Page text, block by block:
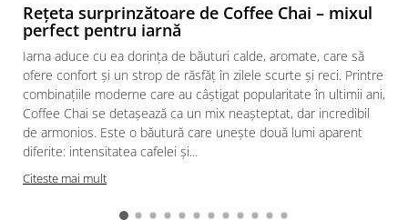
Rețeta surprinzătoare de Coffee Chai – mixul
perfect pentru iarnă
Iarna aduce cu ea dorința de băuturi calde, aromate, care să
ofere confort și un strop de răsfăț în zilele scurte și reci. Printre
combinațiile moderne care au câștigat popularitate în ultimii ani,
Coffee Chai se detașează ca un mix neașteptat, dar incredibil
de armonios. Este o băutură care unește două lumi aparent
diferite: intensitatea cafelei și...
Citeste mai mult